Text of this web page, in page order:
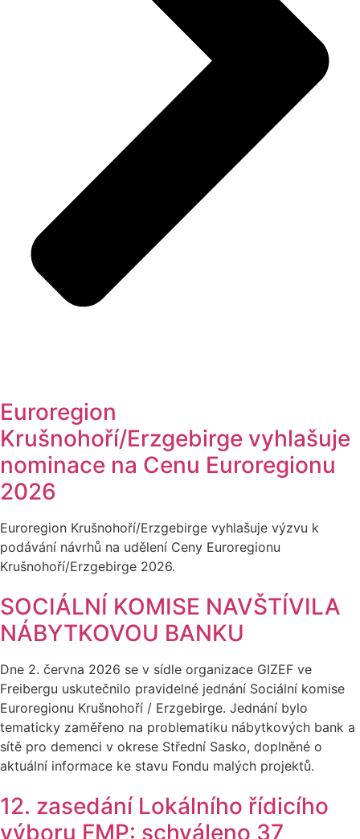
Euroregion
Krušnohoří/Erzgebirge vyhlašuje
nominace na Cenu Euroregionu
2026
Euroregion Krušnohoří/Erzgebirge vyhlašuje výzvu k
podávání návrhů na udělení Ceny Euroregionu
Krušnohoří/Erzgebirge 2026.
SOCIÁLNÍ KOMISE NAVŠTÍVILA
NÁBYTKOVOU BANKU
Dne 2. června 2026 se v sídle organizace GIZEF ve
Freibergu uskutečnilo pravidelné jednání Sociální komise
Euroregionu Krušnohoří / Erzgebirge. Jednání bylo
tematicky zaměřeno na problematiku nábytkových bank a
sítě pro demenci v okrese Střední Sasko, doplněné o
aktuální informace ke stavu Fondu malých projektů.
12. zasedání Lokálního řídicího
výboru FMP: schváleno 37